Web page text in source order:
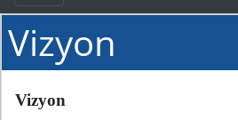
Vizyon
Vizyon